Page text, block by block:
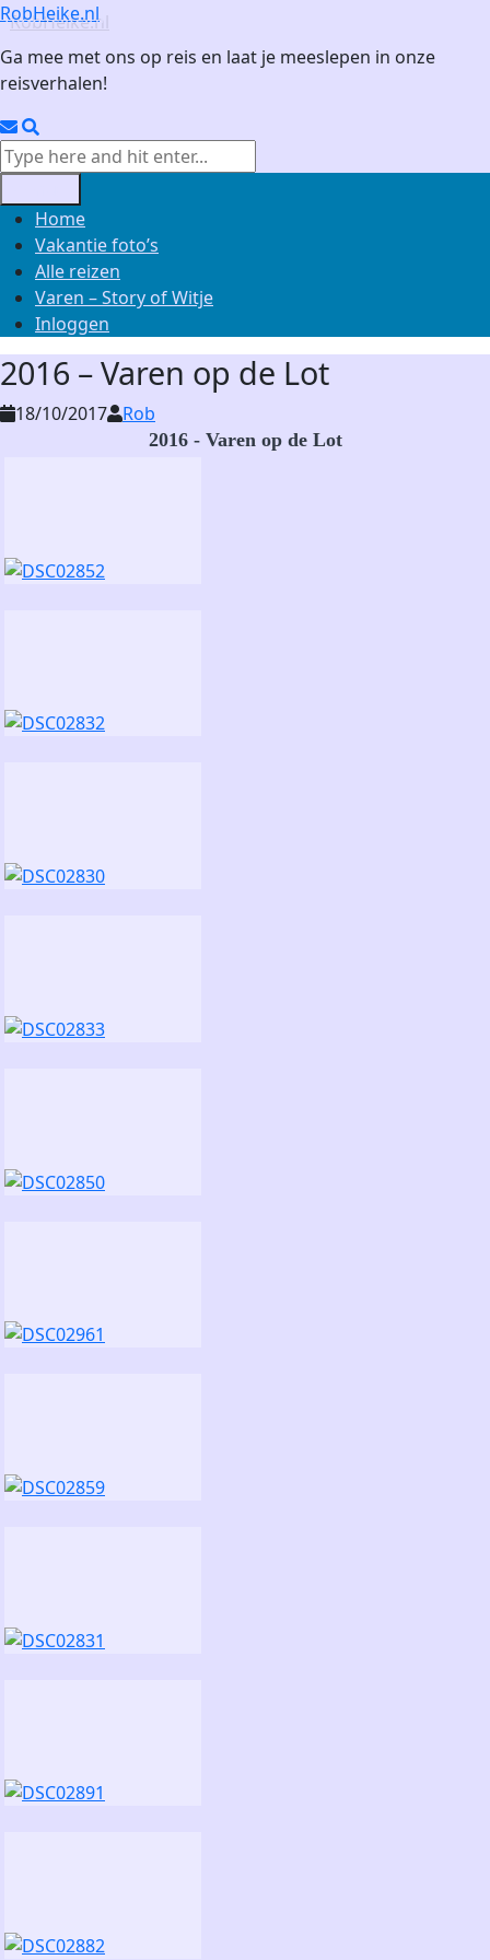
Skip
to
content
RobHeike.nl
Ga mee met ons op reis en laat je meeslepen in onze
reisverhalen!
Email
Search
for:
Home
Vakantie foto’s
Alle reizen
Varen – Story of Witje
Inloggen
2016 – Varen op de Lot
18/10/2017 Rob
2016 - Varen op de Lot